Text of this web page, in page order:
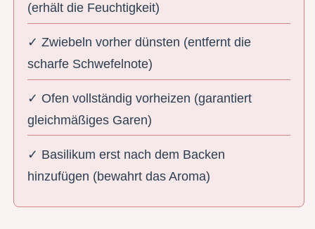
(erhält die Feuchtigkeit)
✓ Zwiebeln vorher dünsten (entfernt die
scharfe Schwefelnote)
✓ Ofen vollständig vorheizen (garantiert
gleichmäßiges Garen)
✓ Basilikum erst nach dem Backen
hinzufügen (bewahrt das Aroma)